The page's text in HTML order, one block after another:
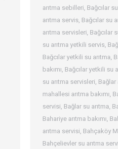
arıtma sebilleri, Bağcılar
arıtma servis, Bağcılar su
arıtma servisleri, Bağcılar
su arıtma yetkili servis,
Bağcılar yetkili su arıtma,
bakımı, Bağcılar yetkili su
su arıtma servisleri, Bağlar
mahallesi arıtma bakımı,
servisi, Bağlar su arıtma,
Bahariye arıtma bakımı,
arıtma servisi, Bahçaköy
Bahçelievler su arıtma